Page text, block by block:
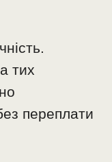
тих
переплати